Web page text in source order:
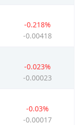
-0.218%
-0.00418
-0.023%
-0.00023
-0.03%
-0.00017